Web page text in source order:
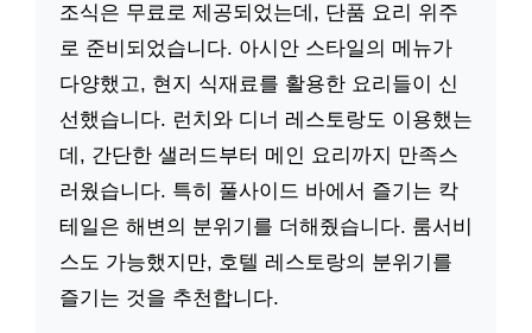
조식은 무료로 제공되었는데, 단품 요리 위주
로 준비되었습니다. 아시안 스타일의 메뉴가
다양했고, 현지 식재료를 활용한 요리들이 신
선했습니다. 런치와 디너 레스토랑도 이용했는
데, 간단한 샐러드부터 메인 요리까지 만족스
러웠습니다. 특히 풀사이드 바에서 즐기는 칵
테일은 해변의 분위기를 더해줬습니다. 룸서비
스도 가능했지만, 호텔 레스토랑의 분위기를
즐기는 것을 추천합니다.